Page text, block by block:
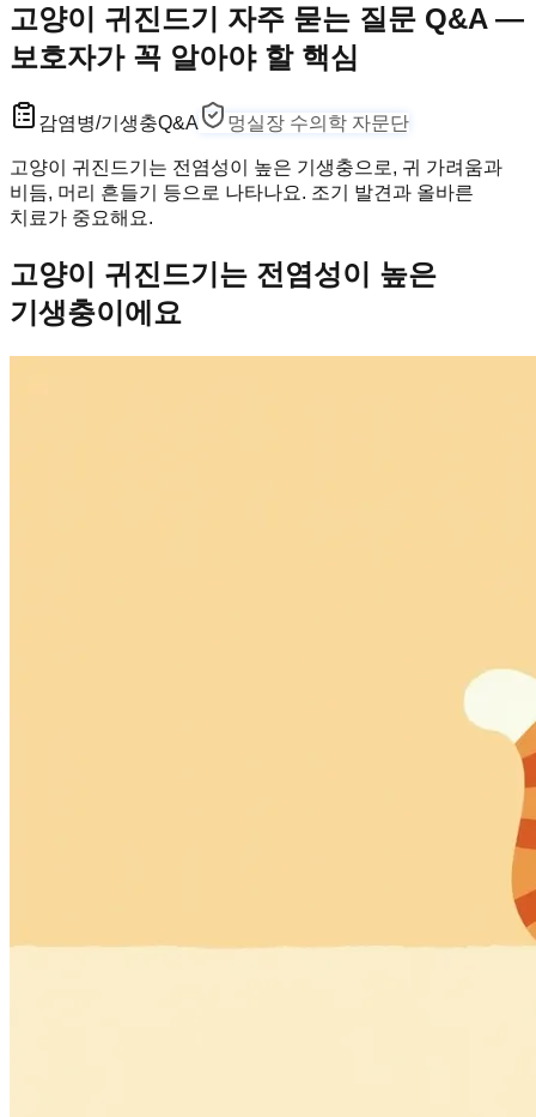
고양이 귀진드기 자주 묻는 질문 Q&A —
보호자가 꼭 알아야 할 핵심
감염병/기생충Q&A 멍실장 수의학 자문단
고양이 귀진드기는 전염성이 높은 기생충으로, 귀 가려움과
비듬, 머리 흔들기 등으로 나타나요. 조기 발견과 올바른
치료가 중요해요.
고양이 귀진드기는 전염성이 높은
기생충이에요